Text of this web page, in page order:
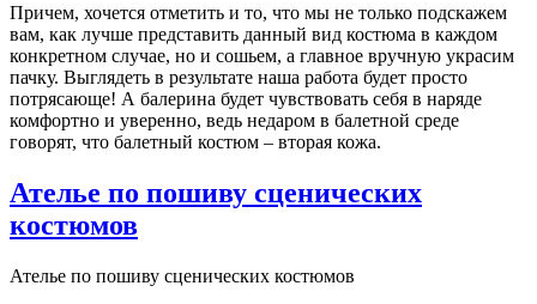
Причем, хочется отметить и то, что мы не только подскажем
вам, как лучше представить данный вид костюма в каждом
конкретном случае, но и сошьем, а главное вручную украсим
пачку. Выглядеть в результате наша работа будет просто
потрясающе! А балерина будет чувствовать себя в наряде
комфортно и уверенно, ведь недаром в балетной среде
говорят, что балетный костюм – вторая кожа.
Ателье по пошиву сценических
костюмов
Ателье по пошиву сценических костюмов